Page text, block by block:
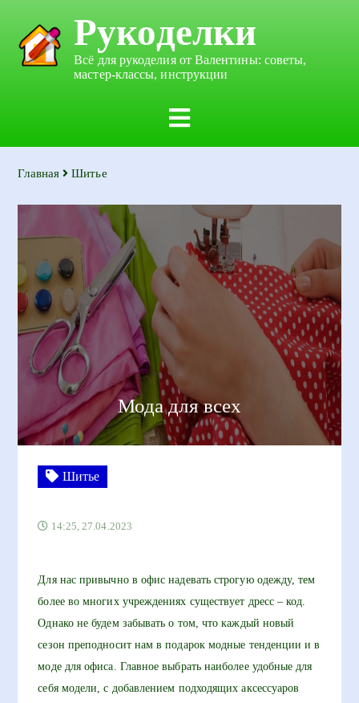
Рукоделки
Всё для рукоделия от Валентины: советы,
мастер-классы, инструкции
Главная Шитье
Мода для всех
Шитье
14:25, 27.04.2023
Для нас привычно в офис надевать строгую одежду, тем
более во многих учреждениях существует дресс – код.
Однако не будем забывать о том, что каждый новый
сезон преподносит нам в подарок модные тенденции и в
моде для офиса. Главное выбрать наиболее удобные для
себя модели, с добавлением подходящих аксессуаров